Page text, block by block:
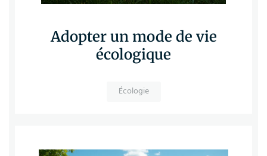
Adopter un mode de vie
écologique
Écologie